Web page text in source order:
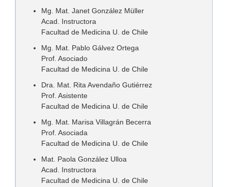
Mg. Mat. Janet González Müller
Acad. Instructora
Facultad de Medicina U. de Chile
Mg. Mat. Pablo Gálvez Ortega
Prof. Asociado
Facultad de Medicina U. de Chile
Dra. Mat. Rita Avendaño Gutiérrez
Prof. Asistente
Facultad de Medicina U. de Chile
Mg. Mat. Marisa Villagrán Becerra
Prof. Asociada
Facultad de Medicina U. de Chile
Mat. Paola González Ulloa
Acad. Instructora
Facultad de Medicina U. de Chile